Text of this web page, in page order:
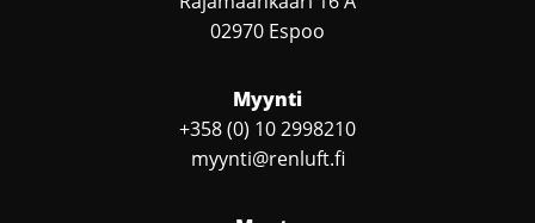
02970 Espoo
Myynti
+358 (0) 10 2998210
myynti@renluft.fi